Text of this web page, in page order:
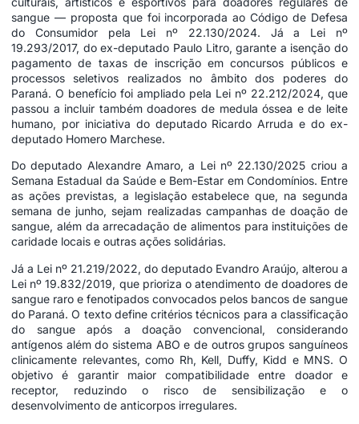
sangue — proposta que foi incorporada ao Código de Defesa
do Consumidor pela Lei nº 22.130/2024. Já a Lei nº
19.293/2017, do ex-deputado Paulo Litro, garante a isenção do
pagamento de taxas de inscrição em concursos públicos e
processos seletivos realizados no âmbito dos poderes do
Paraná. O benefício foi ampliado pela Lei nº 22.212/2024, que
passou a incluir também doadores de medula óssea e de leite
humano, por iniciativa do deputado Ricardo Arruda e do ex-
deputado Homero Marchese.
Do deputado Alexandre Amaro, a Lei nº 22.130/2025 criou a
Semana Estadual da Saúde e Bem-Estar em Condomínios. Entre
as ações previstas, a legislação estabelece que, na segunda
semana de junho, sejam realizadas campanhas de doação de
sangue, além da arrecadação de alimentos para instituições de
caridade locais e outras ações solidárias.
Já a Lei nº 21.219/2022, do deputado Evandro Araújo, alterou a
Lei nº 19.832/2019, que prioriza o atendimento de doadores de
sangue raro e fenotipados convocados pelos bancos de sangue
do Paraná. O texto define critérios técnicos para a classificação
do sangue após a doação convencional, considerando
antígenos além do sistema ABO e de outros grupos sanguíneos
clinicamente relevantes, como Rh, Kell, Duffy, Kidd e MNS. O
objetivo é garantir maior compatibilidade entre doador e
receptor, reduzindo o risco de sensibilização e o
desenvolvimento de anticorpos irregulares.